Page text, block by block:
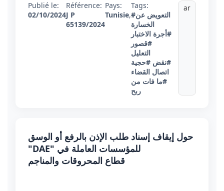
Publié le:
02/10/2024
Référence:
J P
65139/2024
Pays:
Tunisie,
Tags:
#التعويض عن
الخسارة
#أجرة الاختبار
#قصور
التعليل
#نقض #حجية
اتصال القضاء
#ما فات من
ربح
ar
حول إيقاف إسناد طلب الإذن بالرفع أو الوسق
"DAE" للمؤسسات العاملة في
قطاع المحروقات والمناجم